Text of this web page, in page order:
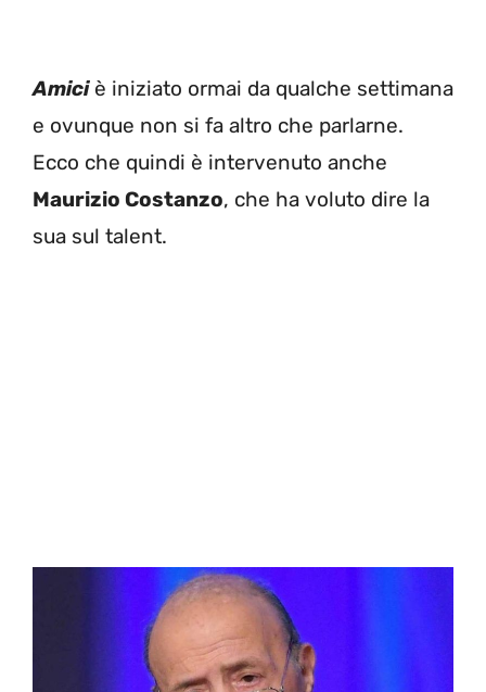
Amici è iniziato ormai da qualche settimana
e ovunque non si fa altro che parlarne.
Ecco che quindi è intervenuto anche
Maurizio Costanzo, che ha voluto dire la
sua sul talent.